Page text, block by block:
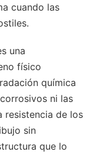
cuando las
una
físico
química
ni las
resistencia de los
sin
que lo